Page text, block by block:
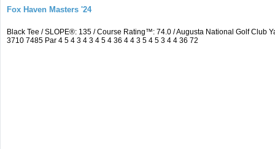
Fox Haven Masters '24
Black Tee / SLOPE®: 135 / Course Rating™: 74.0 / Augusta National Golf
3710 7485 Par 4 5 4 3 4 3 4 5 4 36 4 4 3 5 4 5 3 4 4 36 72